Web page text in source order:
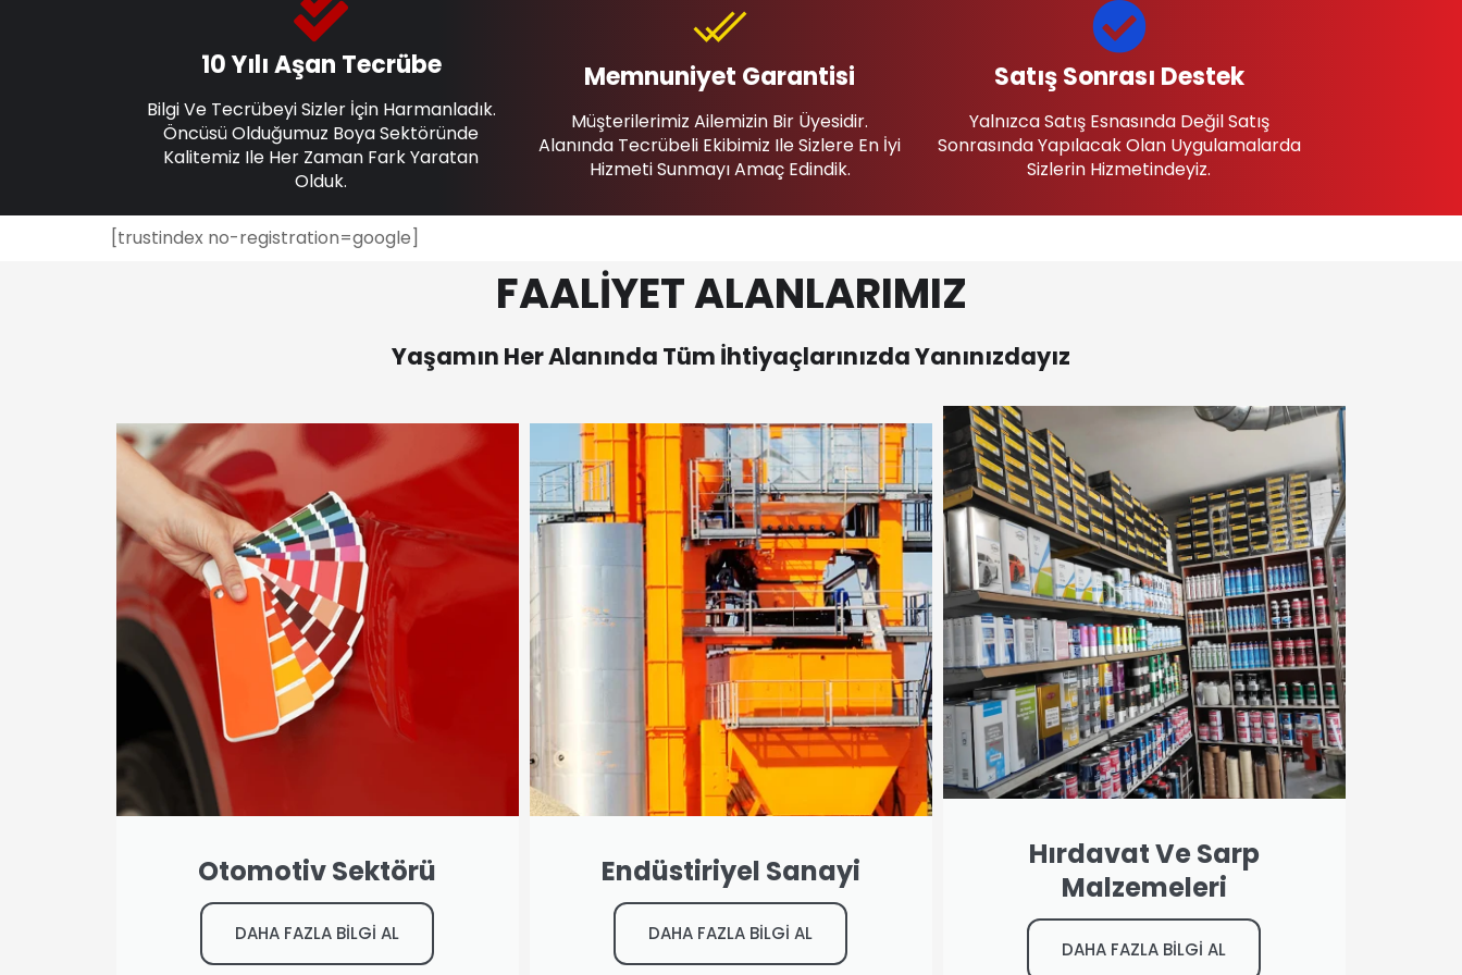
10 Yılı Aşan Tecrübe
Bilgi Ve Tecrübeyi Sizler İçin Harmanladık.
Öncüsü Olduğumuz Boya Sektöründe
Kalitemiz Ile Her Zaman Fark Yaratan
Olduk.
Memnuniyet Garantisi
Müşterilerimiz Ailemizin Bir Üyesidir.
Alanında Tecrübeli Ekibimiz Ile Sizlere En İyi
Hizmeti Sunmayı Amaç Edindik.
Satış Sonrası Destek
Yalnızca Satış Esnasında Değil Satış
Sonrasında Yapılacak Olan Uygulamalarda
Sizlerin Hizmetindeyiz.
[trustindex no-registration=google]
FAALİYET ALANLARIMIZ
Yaşamın Her Alanında Tüm İhtiyaçlarınızda Yanınızdayız
Otomotiv Sektörü
DAHA FAZLA BİLGİ AL
Endüstiriyel Sanayi
DAHA FAZLA BİLGİ AL
Hırdavat Ve Sarp
Malzemeleri
DAHA FAZLA BİLGİ AL